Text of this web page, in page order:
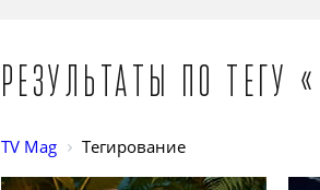
Результаты по тегу
TV Mag Тегирование